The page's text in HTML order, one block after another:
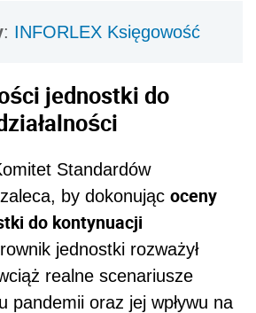
: INFORLEX Księgowość
jednostki do
Standardów
zaleca, by dokonując oceny
do kontynuacji
jednostki rozważył
realne scenariusze
pandemii oraz jej wpływu na